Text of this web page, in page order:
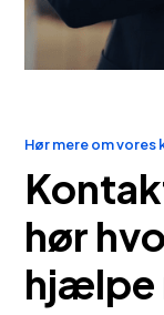
Hør mere om vores
hør
hjælpe